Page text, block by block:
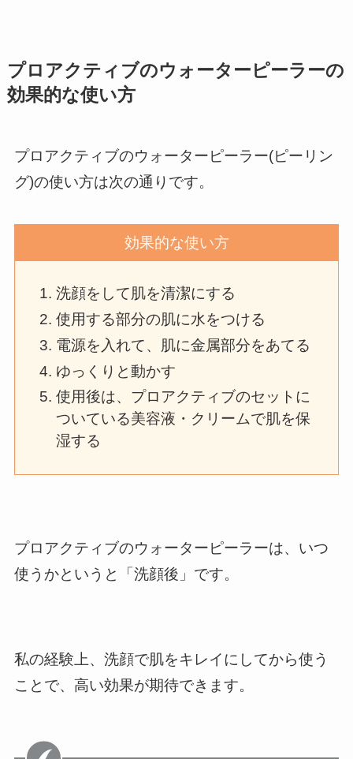
プロアクティブのウォーターピーラーの
効果的な使い方
プロアクティブのウォーターピーラー(ピーリン
グ)の使い方は次の通りです。
効果的な使い方
洗顔をして肌を清潔にする
使用する部分の肌に水をつける
電源を入れて、肌に金属部分をあてる
ゆっくりと動かす
使用後は、プロアクティブのセットに
ついている美容液・クリームで肌を保
湿する
プロアクティブのウォーターピーラーは、いつ
使うかというと「洗顔後」です。
私の経験上、洗顔で肌をキレイにしてから使う
ことで、高い効果が期待できます。